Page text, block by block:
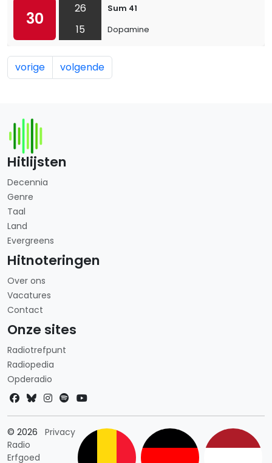
30
26
15
Sum 41
Dopamine
vorige volgende
Hitlijsten
Decennia
Genre
Taal
Land
Evergreens
Hitnoteringen
Over ons
Vacatures
Contact
Onze sites
Radiotrefpunt
Radiopedia
Opderadio
© 2026
Radio
Erfgoed
PrivacyLandkeuze